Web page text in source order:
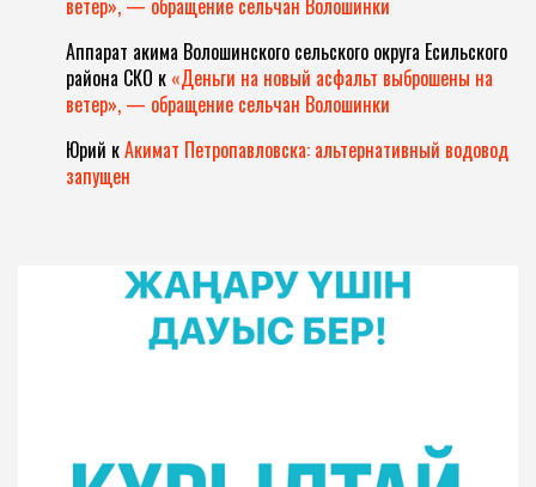
ветер», — обращение сельчан Волошинки
Аппарат акима Волошинского сельского округа Есильского
района СКО к «Деньги на новый асфальт выброшены на
ветер», — обращение сельчан Волошинки
Юрий кАкимат Петропавловска: альтернативный водовод
запущен